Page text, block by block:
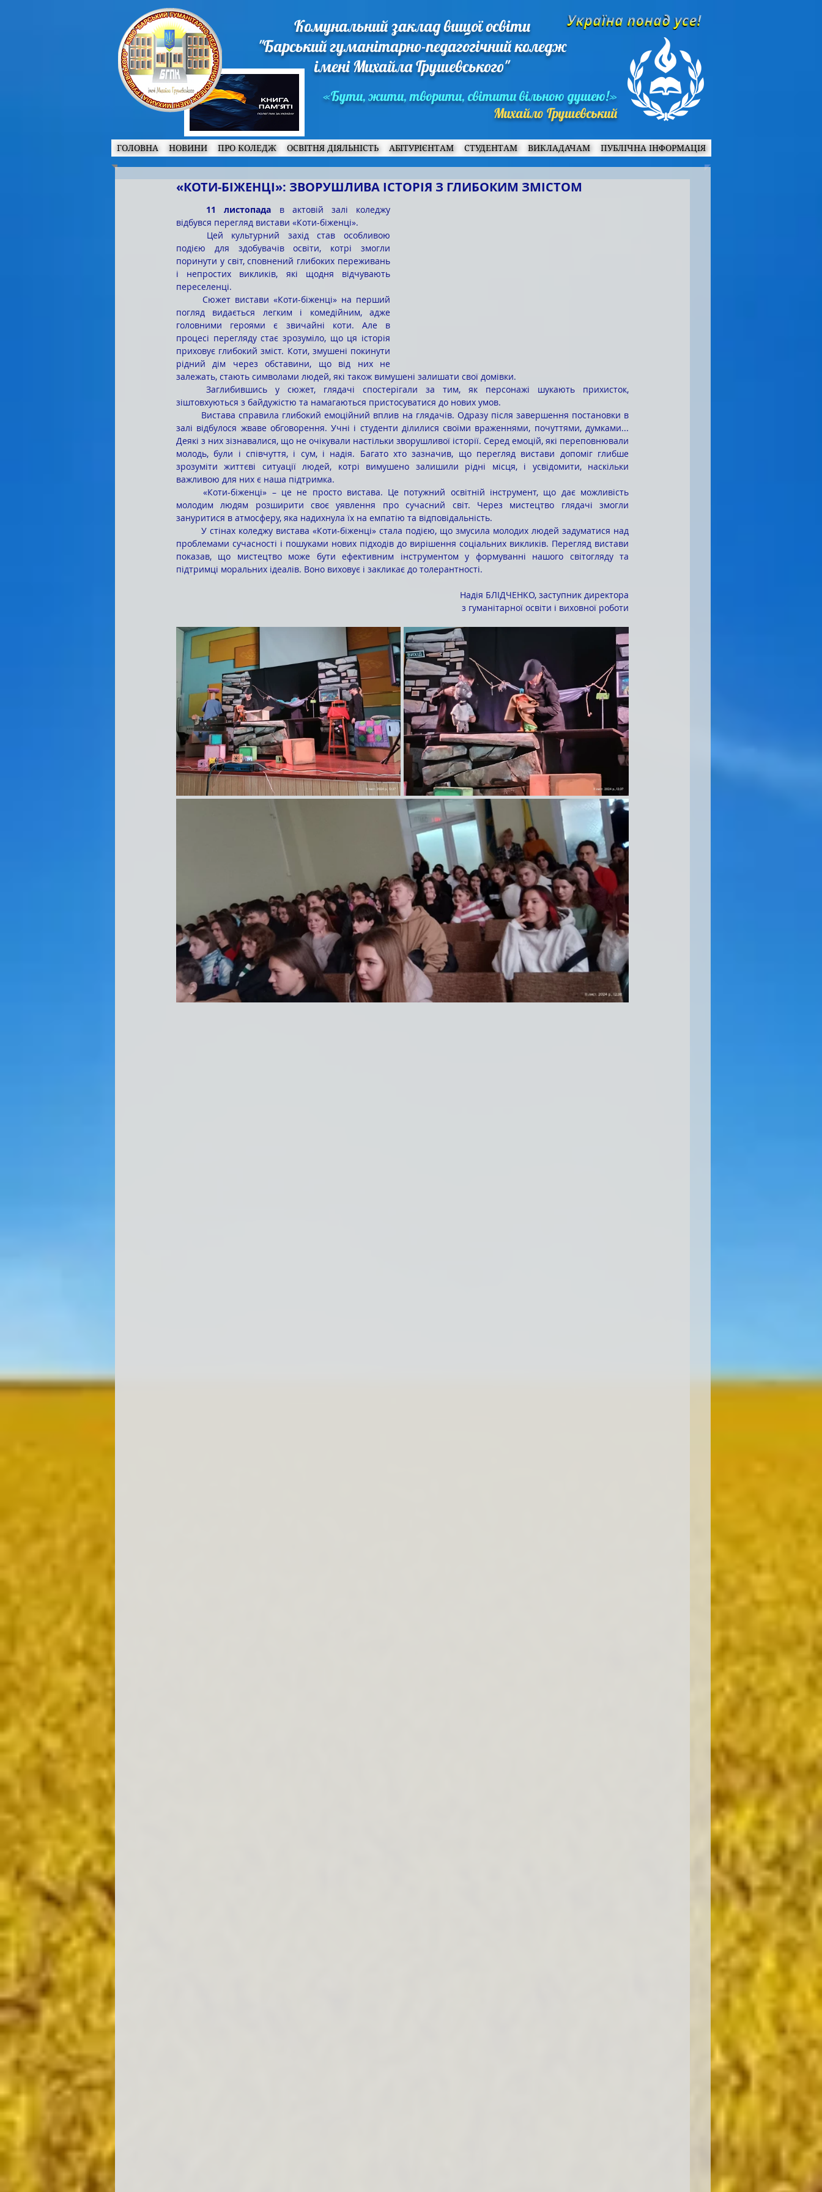
Комунальний заклад вищої освіти
"Барський гуманітарно-педагогічний коледж
імені Михайла Грушевського"
«Бути, жити, творити, світити вільною душею!»
Михайло Грушевський
ГОЛОВНА НОВИНИ ПРО КОЛЕДЖ ОСВІТНЯ ДІЯЛЬНІСТЬ АБІТУРІЄНТАМ СТУДЕНТАМ ВИКЛАДАЧАМ ПУБЛІЧНА ІНФОРМАЦІЯ
«КОТИ-БІЖЕНЦІ»: ЗВОРУШЛИВА ІСТОРІЯ З ГЛИБОКИМ ЗМІСТОМ
11 листопада в актовій залі коледжу
відбувся перегляд вистави «Коти-біженці».
подією для здобувачів освіти, котрі змогли
поринути у світ, сповнений глибоких переживань
і непростих викликів, які щодня відчувають
переселенці.
погляд видається легким і комедійним, адже
головними героями є звичайні коти. Але в
процесі перегляду стає зрозуміло, що ця історія
приховує глибокий зміст. Коти, змушені покинути
рідний дім через обставини, що від них не
залежать, стають символами людей, які також вимушені залишати свої домівки.
зіштовхуються з байдужістю та намагаються пристосуватися до нових умов.
залі відбулося жваве обговорення. Учні і студенти ділилися своїми враженнями, почуттями, думками...
Деякі з них зізнавалися, що не очікували настільки зворушливої історії. Серед емоцій, які переповнювали
молодь, були і співчуття, і сум, і надія. Багато хто зазначив, що перегляд вистави допоміг глибше
зрозуміти життєві ситуації людей, котрі вимушено залишили рідні місця, і усвідомити, наскільки
важливою для них є наша підтримка.
	«Коти-біженці» – це не просто вистава. Це потужний освітній інструмент, що дає можливість
молодим людям розширити своє уявлення про сучасний світ. Через мистецтво глядачі змогли
зануритися в атмосферу, яка надихнула їх на емпатію та відповідальність.
проблемами сучасності і пошуками нових підходів до вирішення соціальних викликів. Перегляд вистави
показав, що мистецтво може бути ефективним інструментом у формуванні нашого світогляду та
підтримці моральних ідеалів. Воно виховує і закликає до толерантності.
Надія БЛІДЧЕНКО, заступник директора
з гуманітарної освіти і виховної роботи